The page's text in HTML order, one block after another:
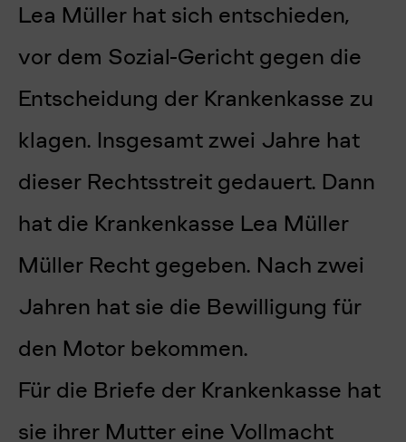
Lea Müller hat sich entschieden,
vor dem Sozial-Gericht gegen die
Entscheidung der Krankenkasse zu
klagen. Insgesamt zwei Jahre hat
dieser Rechtsstreit gedauert. Dann
hat die Krankenkasse Lea Müller
Müller Recht gegeben. Nach zwei
Jahren hat sie die Bewilligung für
den Motor bekommen.
Für die Briefe der Krankenkasse hat
sie ihrer Mutter eine Vollmacht